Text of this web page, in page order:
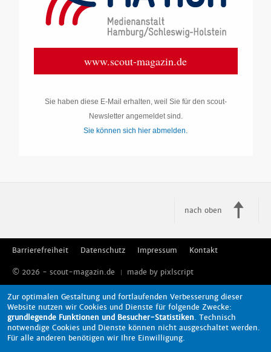
www.scout-magazin.de
Sie haben diese E-Mail erhalten, weil Sie für den scout-
Newsletter angemeldet sind.
Sie können sich hier abmelden.
nach oben
Barrierefreiheit Datenschutz Impressum Kontakt
© 2026 - scout-magazin.de made by pixlscript
Zur optimalen Gestaltung und fortlaufenden Verbesserung dieser
Website nutzen wir Cookies und Dienste für folgende Zwecke:
grundlegende Funktionen und Besucher-Statistiken. Technisch
notwendige Cookies und Dienste können nicht ausgeschaltet werden.
Für alle anderen benötigen wir Ihre Einwilligung.